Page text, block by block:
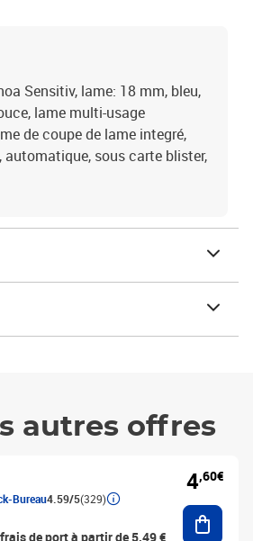
Sensitiv, lame: 18 mm, bleu,
lame multi-usage
de coupe de lame integré,
automatique, sous carte blister,
autres offres
Bureau4.59/5(329)
de port à partir de 5,49 €
4,60€